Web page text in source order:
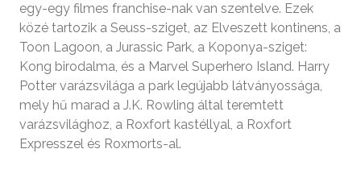
egy-egy filmes franchise-nak van szentelve. Ezek
közé tartozik a Seuss-sziget, az Elveszett kontinens, a
Toon Lagoon, a Jurassic Park, a Koponya-sziget:
Kong birodalma, és a Marvel Superhero Island. Harry
Potter varázsvilága a park legújabb látványossága,
mely hű marad a J.K. Rowling által teremtett
varázsvilághoz, a Roxfort kastéllyal, a Roxfort
Expresszel és Roxmorts-al.